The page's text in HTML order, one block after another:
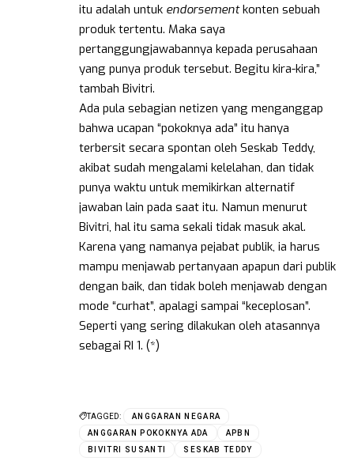
itu adalah untuk endorsementkonten sebuah
produk tertentu. Maka saya
pertanggungjawabannya kepada perusahaan
yang punya produk tersebut. Begitu kira-kira,”
tambah Bivitri.
Ada pula sebagian netizen yang menganggap
bahwa ucapan “pokoknya ada” itu hanya
terbersit secara spontan oleh Seskab Teddy,
akibat sudah mengalami kelelahan, dan tidak
punya waktu untuk memikirkan alternatif
jawaban lain pada saat itu. Namun menurut
Bivitri, hal itu sama sekali tidak masuk akal.
Karena yang namanya pejabat publik, ia harus
mampu menjawab pertanyaan apapun dari publik
dengan baik, dan tidak boleh menjawab dengan
mode “curhat”, apalagi sampai “keceplosan”.
Seperti yang sering dilakukan oleh atasannya
sebagai RI 1. (*)
TAGGED:
ANGGARAN NEGARA
ANGGARAN POKOKNYA ADA
APBN
BIVITRI SUSANTI
SESKAB TEDDY